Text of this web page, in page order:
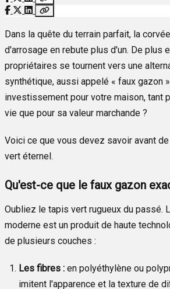
Dans la quête du terrain parfait, la
d'arrosage en rebute plus d'un. De plus
propriétaires se tournent vers une
synthétique, aussi appelé « faux gazon
investissement pour votre maison, tant
vie que pour sa valeur marchande ?
Voici ce que vous devez savoir avant
vert éternel.
Qu'est-ce que le faux gazon
Oubliez le tapis vert rugueux du passé.
moderne est un produit de haute
de plusieurs couches :
Les fibres : en polyéthylène ou
imitent l'apparence et la texture de